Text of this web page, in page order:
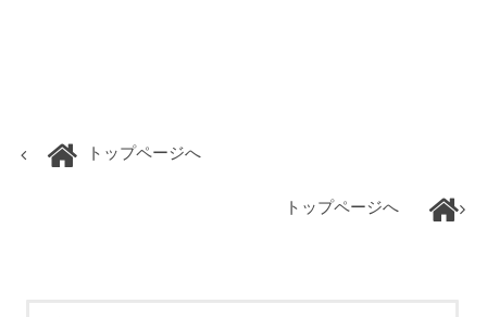
トップページへ
トップページへ